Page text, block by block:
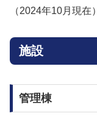
（2024年10月現在）
施設
管理棟